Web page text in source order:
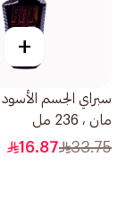
+
سبراي الجسم
مان ، 236 مل
33.75
16.87